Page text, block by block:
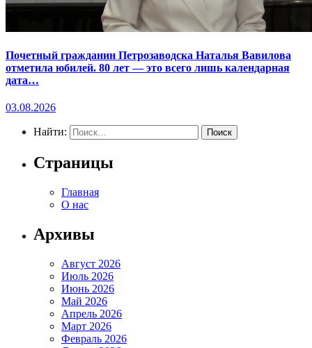
Почетный гражданин Петрозаводска Наталья Вавилова
отметила юбилей. 80 лет — это всего лишь календарная
дата…
03.08.2026
Найти:
Страницы
Главная
О нас
Архивы
Август 2026
Июль 2026
Июнь 2026
Май 2026
Апрель 2026
Март 2026
Февраль 2026